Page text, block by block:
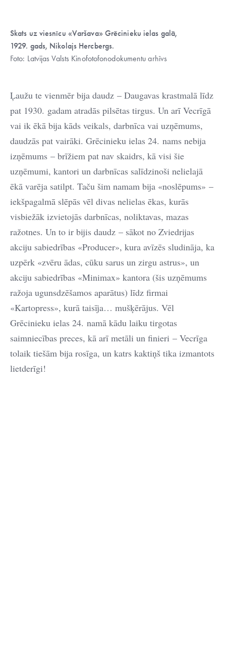
Skats uz viesnīcu «Varšava» Grēcinieku ielas galā,
1929. gads, Nikolajs Hercbergs.
Foto: Latvijas Valsts Kinofotofonodokumentu arhīvs
Ļaužu te vienmēr bija daudz – Daugavas krastmalā līdz
pat 1930. gadam atradās pilsētas tirgus. Un arī Vecrīgā
vai ik ēkā bija kāds veikals, darbnīca vai uzņēmums,
daudzās pat vairāki. Grēcinieku ielas 24. nams nebija
izņēmums – brīžiem pat nav skaidrs, kā visi šie
uzņēmumi, kantori un darbnīcas salīdzinoši nelielajā
ēkā varēja satilpt. Taču šim namam bija «noslēpums» –
iekšpagalmā slēpās vēl divas nelielas ēkas, kurās
visbiežāk izvietojās darbnīcas, noliktavas, mazas
ražotnes. Un to ir bijis daudz – sākot no Zviedrijas
akciju sabiedrības «Producer», kura avīzēs sludināja, ka
uzpērk «zvēru ādas, cūku sarus un zirgu astrus», un
akciju sabiedrības «Minimax» kantora (šis uzņēmums
ražoja ugunsdzēšamos aparātus) līdz firmai
«Kartopress», kurā taisīja… mušķērājus. Vēl
Grēcinieku ielas 24. namā kādu laiku tirgotas
saimniecības preces, kā arī metāli un finieri – Vecrīga
tolaik tiešām bija rosīga, un katrs kaktiņš tika izmantots
lietderīgi!